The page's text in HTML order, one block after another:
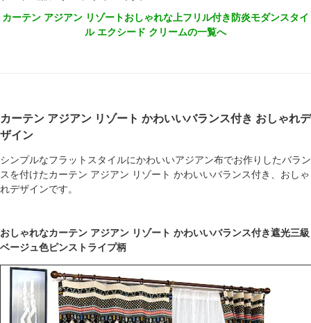
カーテン アジアン リゾートおしゃれな上フリル付き防炎モダンスタイ
ル エクシード クリームの一覧へ
カーテン アジアン リゾート かわいいバランス付き おしゃれデ
ザイン
シンプルなフラットスタイルにかわいいアジアン布でお作りしたバラン
スを付けたカーテン アジアン リゾート かわいいバランス付き、おしゃ
れデザインです。
おしゃれなカーテン アジアン リゾート かわいいバランス付き遮光三級
ベージュ色ピンストライプ柄